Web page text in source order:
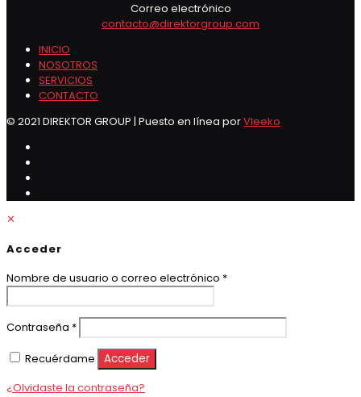
Correo electrónico
contacto@direktorgroup.com
INICIO
NOSOTROS
SERVICIOS
CONTACTO
© 2021 DIREKTOR GROUP | Puesto en línea porVleeko
✕
Acceder
Nombre de usuario o correo electrónico *Obligatorio
Contraseña *Obligatorio
Recuérdame
Acceder
¿Olvidaste la contraseña?